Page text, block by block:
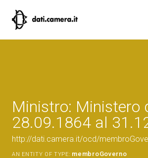
Ministro: Ministero
28.09.1864 al
http://dati.camera.it/ocd/
AN ENTITY OF TYPE: membroGoverno